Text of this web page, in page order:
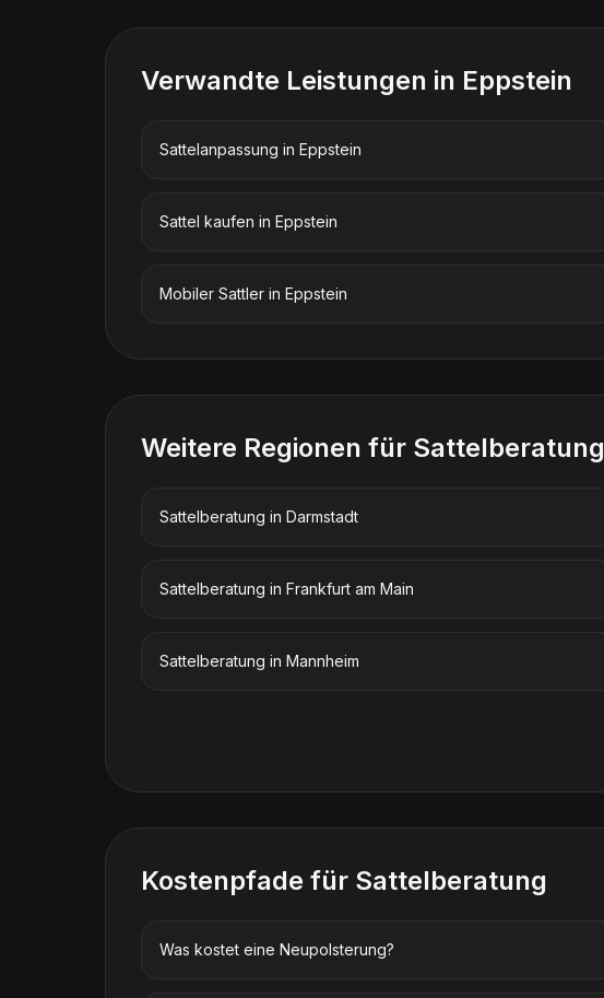
Verwandte Leistungen in Eppstein
Sattelanpassung in Eppstein
Sattel kaufen in Eppstein
Mobiler Sattler in Eppstein
Weitere Regionen für Sattelberatung
Sattelberatung in Darmstadt
Sattelberatung in Frankfurt am Main
Sattelberatung in Mannheim
Kostenpfade für Sattelberatung
Was kostet eine Neupolsterung?